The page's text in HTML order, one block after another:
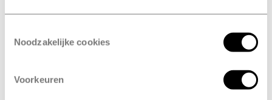
Noodzakelijke cookies
Voorkeuren